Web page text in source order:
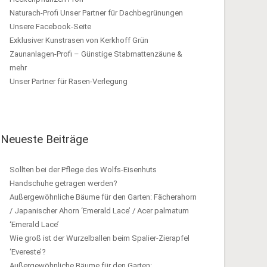
Naturach-Profi Unser Partner für Dachbegrünungen
Unsere Facebook-Seite
Exklusiver Kunstrasen von Kerkhoff Grün
Zaunanlagen-Profi – Günstige Stabmattenzäune &
mehr
Unser Partner für Rasen-Verlegung
Neueste Beiträge
Sollten bei der Pflege des Wolfs-Eisenhuts
Handschuhe getragen werden?
Außergewöhnliche Bäume für den Garten: Fächerahorn
/ Japanischer Ahorn ‘Emerald Lace’ / Acer palmatum
‘Emerald Lace’
Wie groß ist der Wurzelballen beim Spalier-Zierapfel
‘Evereste’?